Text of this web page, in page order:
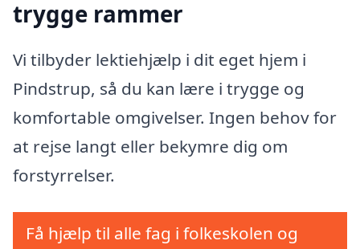
trygge rammer
Vi tilbyder lektiehjælp i dit eget hjem i
Pindstrup, så du kan lære i trygge og
komfortable omgivelser. Ingen behov for
at rejse langt eller bekymre dig om
forstyrrelser.
Få hjælp til alle fag i folkeskolen og